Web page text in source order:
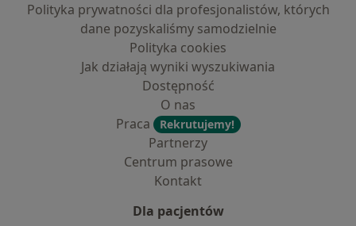
Polityka prywatności dla profesjonalistów, których
dane pozyskaliśmy samodzielnie
Polityka cookies
Jak działają wyniki wyszukiwania
Dostępność
O nas
Praca
Rekrutujemy!
Partnerzy
Centrum prasowe
Kontakt
Dla pacjentów